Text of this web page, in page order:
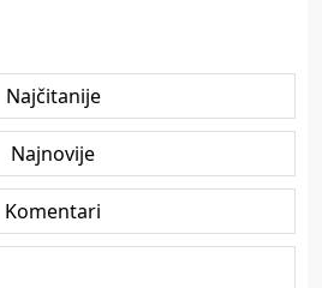
Najčitanije
Najnovije
Komentari